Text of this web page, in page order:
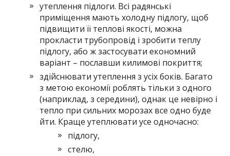
утеплення підлоги. Всі радянські
приміщення мають холодну підлогу, щоб
підвищити її теплові якості, можна
прокласти трубопровід і зробити теплу
підлогу, або ж застосувати економний
варіант – пославши килимові покриття;
здійснювати утеплення з усіх боків. Багато
з метою економії роблять тільки з одного
(наприклад, з середини), однак це невірно і
тепло при сильних морозах все одно буде
йти. Краще утеплювати усе одночасно:
підлогу,
стелю,